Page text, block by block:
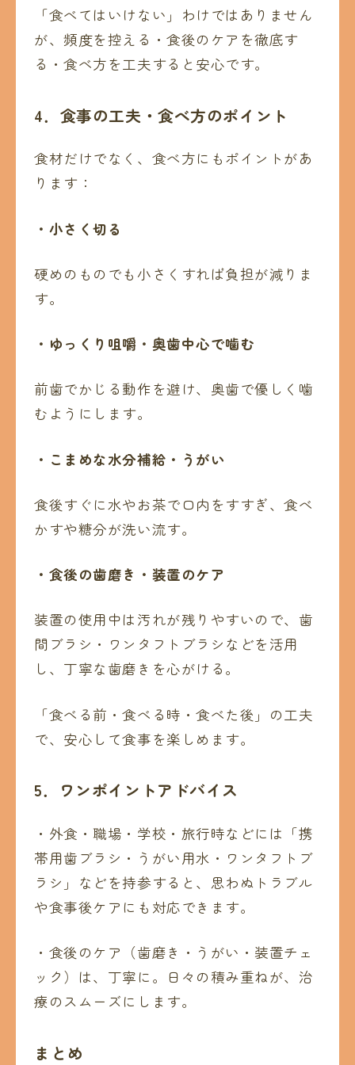
「食べてはいけない」わけではありません
が、頻度を控える・食後のケアを徹底す
る・食べ方を工夫すると安心です。
4．食事の工夫・食べ方のポイント
食材だけでなく、食べ方にもポイントがあ
ります：
・小さく切る
硬めのものでも小さくすれば負担が減りま
す。
・ゆっくり咀嚼・奥歯中心で噛む
前歯でかじる動作を避け、奥歯で優しく噛
むようにします。
・こまめな水分補給・うがい
食後すぐに水やお茶で口内をすすぎ、食べ
かすや糖分が洗い流す。
・食後の歯磨き・装置のケア
装置の使用中は汚れが残りやすいので、歯
間ブラシ・ワンタフトブラシなどを活用
し、丁寧な歯磨きを心がける。
「食べる前・食べる時・食べた後」の工夫
で、安心して食事を楽しめます。
5．ワンポイントアドバイス
・外食・職場・学校・旅行時などには「携
帯用歯ブラシ・うがい用水・ワンタフトブ
ラシ」などを持参すると、思わぬトラブル
や食事後ケアにも対応できます。
・食後のケア（歯磨き・うがい・装置チェ
ック）は、丁寧に。日々の積み重ねが、治
療のスムーズにします。
まとめ